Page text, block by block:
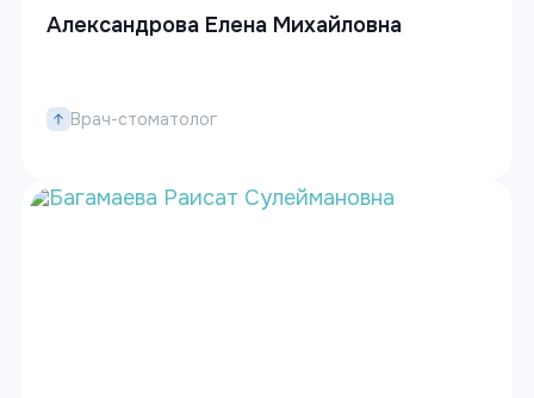
Александрова Елена Михайловна
Врач-стоматолог